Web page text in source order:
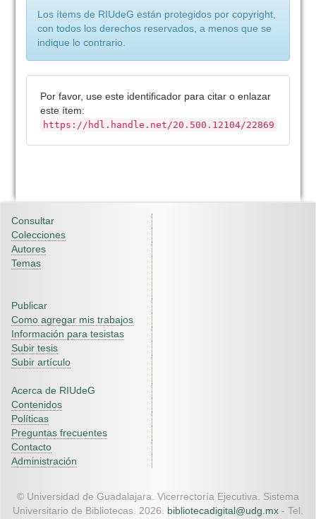
Los ítems de RIUdeG están protegidos por copyright,
con todos los derechos reservados, a menos que se
indique lo contrario.
Por favor, use este identificador para citar o enlazar
este ítem:
https://hdl.handle.net/20.500.12104/22869
Consultar
Colecciones
Autores
Temas
Publicar
Como agregar mis trabajos
Información para tesistas
Subir tesis
Subir artículo
Acerca de RIUdeG
Contenidos
Políticas
Preguntas frecuentes
Contacto
Administración
© Universidad de Guadalajara. Vicerrectoría Ejecutiva. Sistema
Universitario de Bibliotecas. 2026. bibliotecadigital@udg.mx - Tel.